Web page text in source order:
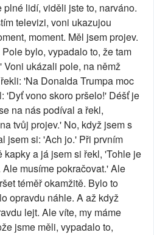
lidí, viděli jste to, narváno.
televizi, voni ukazujou
moment. Měl jsem projev.
bylo, vypadalo to, že tam
ukázali pole, na němž
'Na Donalda Trumpa moc
'Dyť vono skoro pršelo!' Déšť je
na nás podíval a řekl,
tvůj projev.' No, když jsem s
jsem si: 'Ach jo.' Při prvním
a já jsem si řekl, 'Tohle je
musíme pokračovat.' Ale
téměř okamžitě. Bylo to
opravdu náhle. A až když
lejt. Ale víte, my máme
jsme měli, vypadalo to,